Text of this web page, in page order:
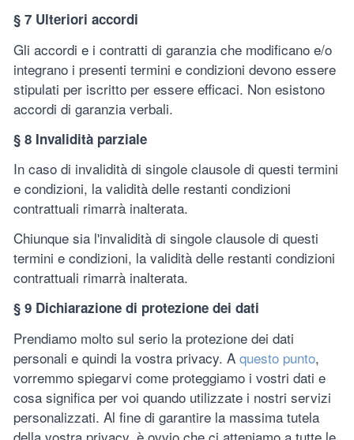
§ 7 Ulteriori accordi
Gli accordi e i contratti di garanzia che modificano e/o
integrano i presenti termini e condizioni devono essere
stipulati per iscritto per essere efficaci. Non esistono
accordi di garanzia verbali.
§ 8 Invalidità parziale
In caso di invalidità di singole clausole di questi termini
e condizioni, la validità delle restanti condizioni
contrattuali rimarrà inalterata.
Chiunque sia l'invalidità di singole clausole di questi
termini e condizioni, la validità delle restanti condizioni
contrattuali rimarrà inalterata.
§ 9 Dichiarazione di protezione dei dati
Prendiamo molto sul serio la protezione dei dati
personali e quindi la vostra privacy. A questo punto,
vorremmo spiegarvi come proteggiamo i vostri dati e
cosa significa per voi quando utilizzate i nostri servizi
personalizzati. Al fine di garantire la massima tutela
della vostra privacy, è ovvio che ci atteniamo a tutte le